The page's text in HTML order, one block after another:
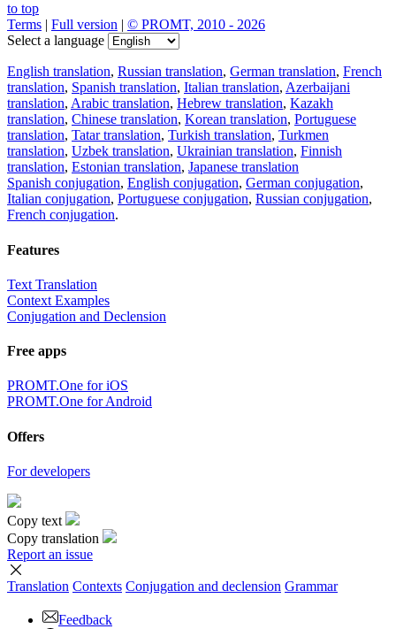
to top
Terms | Full version | © PROMT, 2010 - 2026
Select a language
English translation, Russian translation, German translation, French
translation, Spanish translation, Italian translation, Azerbaijani
translation, Arabic translation, Hebrew translation, Kazakh
translation, Chinese translation, Korean translation, Portuguese
translation, Tatar translation, Turkish translation, Turkmen
translation, Uzbek translation, Ukrainian translation, Finnish
translation, Estonian translation, Japanese translation
Spanish conjugation, English conjugation, German conjugation,
Italian conjugation, Portuguese conjugation, Russian conjugation,
French conjugation.
Features
Text Translation
Context Examples
Conjugation and Declension
Free apps
PROMT.One for iOS
PROMT.One for Android
Offers
For developers
Copy text
Copy translation
Report an issue
Translation Contexts Conjugation and declension Grammar
Feedback